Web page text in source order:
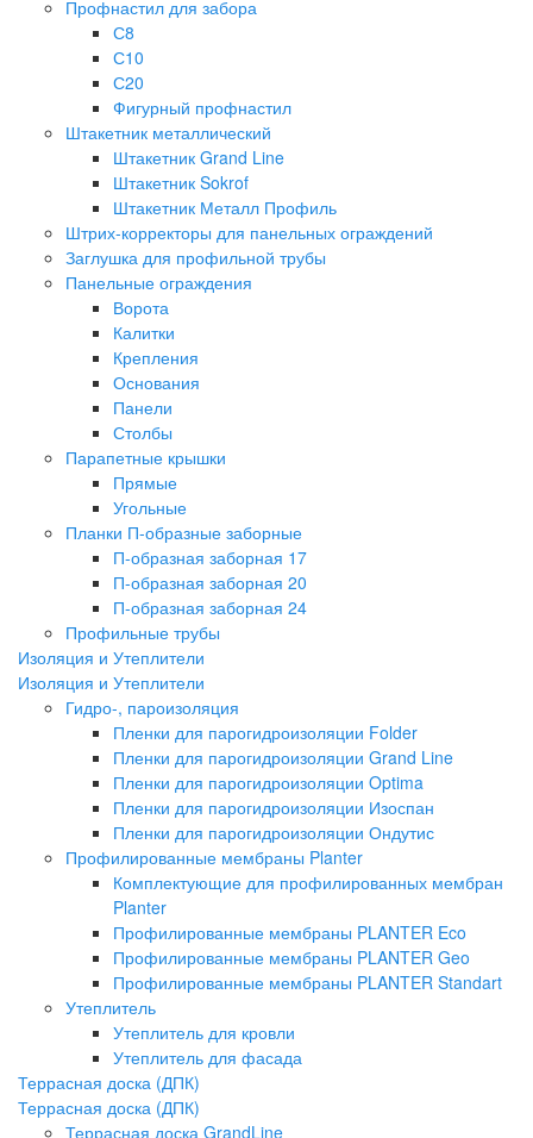
Профнастил для забора
С8
С10
С20
Фигурный профнастил
Штакетник металлический
Штакетник Grand Line
Штакетник Sokrof
Штакетник Металл Профиль
Штрих-корректоры для панельных ограждений
Заглушка для профильной трубы
Панельные ограждения
Ворота
Калитки
Крепления
Основания
Панели
Столбы
Парапетные крышки
Прямые
Угольные
Планки П-образные заборные
П-образная заборная 17
П-образная заборная 20
П-образная заборная 24
Профильные трубы
Изоляция и Утеплители
Изоляция и Утеплители
Гидро-, пароизоляция
Пленки для парогидроизоляции Folder
Пленки для парогидроизоляции Grand Line
Пленки для парогидроизоляции Optima
Пленки для парогидроизоляции Изоспан
Пленки для парогидроизоляции Ондутис
Профилированные мембраны Planter
Комплектующие для профилированных мембран
Planter
Профилированные мембраны PLANTER Eco
Профилированные мембраны PLANTER Geo
Профилированные мембраны PLANTER Standart
Утеплитель
Утеплитель для кровли
Утеплитель для фасада
Террасная доска (ДПК)
Террасная доска (ДПК)
Террасная доска GrandLine